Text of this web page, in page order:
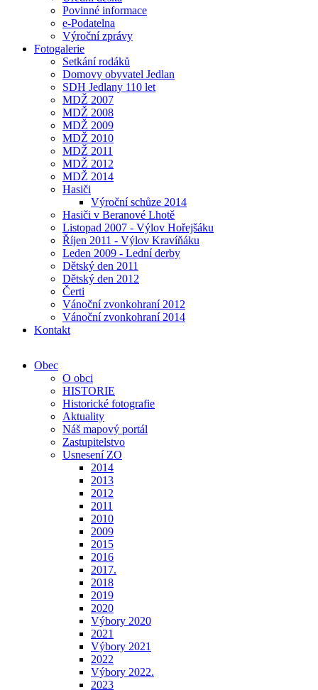
Povinné informace
e-Podatelna
Výroční zprávy
Fotogalerie
Setkání rodáků
Domovy obyvatel Jedlan
SDH Jedlany 110 let
MDŽ 2007
MDŽ 2008
MDŽ 2009
MDŽ 2010
MDŽ 2011
MDŽ 2012
MDŽ 2014
Hasiči
Výroční schůze 2014
Hasiči v Beranové Lhotě
Listopad 2007 - Výlov Hořejšáku
Říjen 2011 - Výlov Kravíňáku
Leden 2009 - Lední derby
Dětský den 2011
Dětský den 2012
Čerti
Vánoční zvonkohraní 2012
Vánoční zvonkohraní 2014
Kontakt
Obec
O obci
HISTORIE
Historické fotografie
Aktuality
Náš mapový portál
Zastupitelstvo
Usnesení ZO
2014
2013
2012
2011
2010
2009
2015
2016
2017.
2018
2019
2020
Výbory 2020
2021
Výbory 2021
2022
Výbory 2022.
2023